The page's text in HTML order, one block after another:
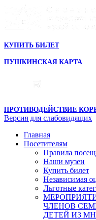
КУПИТЬ БИЛЕТ
ПУШКИНСКАЯ КАРТА
ПРОТИВОДЕЙСТВИЕ
Версия для слабовидящих
Главная
Посетителям
Правила
Наши музеи
Купить билет
Независимая
Льготные
ЧЛЕНОВ
ДЕТЕЙ ИЗ